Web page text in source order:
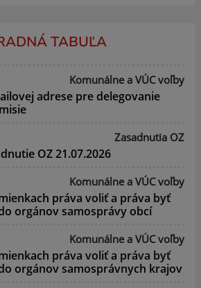
TABUĽA
Komunálne a VÚC voľby
adrese pre delegovanie
Zasadnutia OZ
OZ 21.07.2026
Komunálne a VÚC voľby
práva voliť a práva byť
orgánov samosprávy obcí
Komunálne a VÚC voľby
práva voliť a práva byť
orgánov samosprávnych krajov